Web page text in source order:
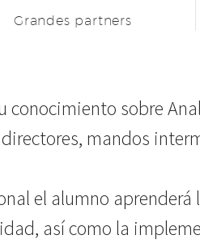
Grandes partners
conocimiento sobre
mandos
el alumno
así como la